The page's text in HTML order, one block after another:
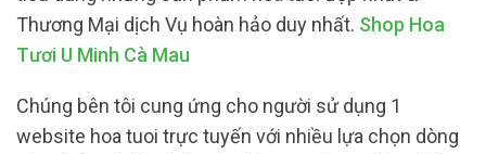
Thương Mại dịch Vụ hoàn hảo duy nhất. Shop Hoa
Tươi U Minh Cà Mau
Chúng bên tôi cung ứng cho người sử dụng 1
website hoa tuoi trực tuyến với nhiều lựa chọn dòng